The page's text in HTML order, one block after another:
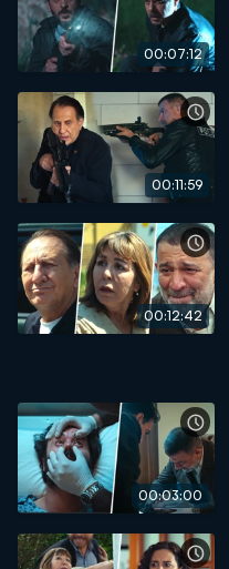
00:07:12
00:11:59
00:12:42
00:03:00